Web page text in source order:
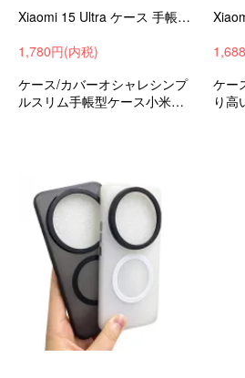
Xiaomi 15 Ultra ケース 手帳型 カバー PUレザー 手帳型PUレザーケース スタンド機能 カード収納 ストラップ付き 小米 シャオミ 15 ウルトラ
1,780円(内税)
ケース/カバーオシャレシンプ
ルスリム手帳型ケース小米シ
ケー
り高